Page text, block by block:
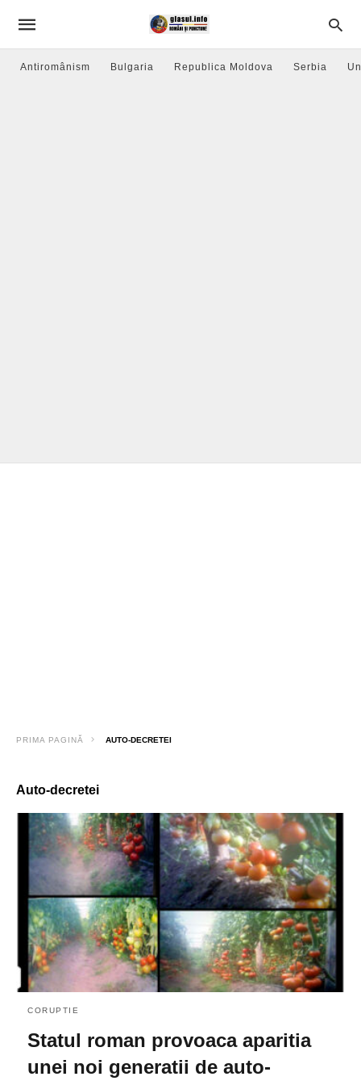
Antiromânism Bulgaria Republica Moldova Serbia
PRIMA PAGINĂ AUTO-DECRETEI
Auto-decretei
CORUPTIE
Statul roman provoaca aparitia
unei noi generatii de auto-